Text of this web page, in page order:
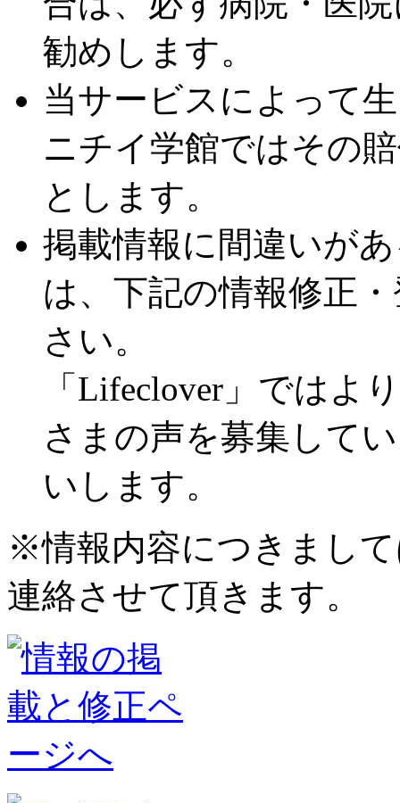
勧めします。
当サービスによって
ニチイ学館ではその
とします。
掲載情報に間違いが
は、下記の情報修正
さい。
「Lifeclover」ではよ
さまの声を募集して
いします。
※情報内容につきまし
連絡させて頂きます。